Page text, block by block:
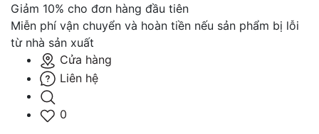
Giảm 10% cho đơn hàng đầu tiên
Miễn phí vận chuyển và hoàn tiền nếu sản phẩm bị lỗi
từ nhà sản xuất
Cửa hàng
Liên hệ
0